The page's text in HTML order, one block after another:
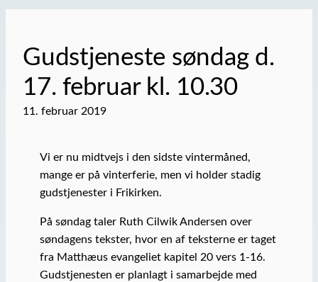
Gudstjeneste søndag d.
17. februar kl. 10.30
11. februar 2019
Vi er nu midtvejs i den sidste vintermåned,
mange er på vinterferie, men vi holder stadig
gudstjenester i Frikirken.
På søndag taler Ruth Cilwik Andersen over
søndagens tekster, hvor en af teksterne er taget
fra Matthæus evangeliet kapitel 20 vers 1-16.
Gudstjenesten er planlagt i samarbejde med